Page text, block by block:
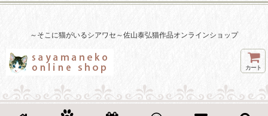
～そこに猫がいるシアワセ～佐山泰弘猫作品オンラインショップ
カート